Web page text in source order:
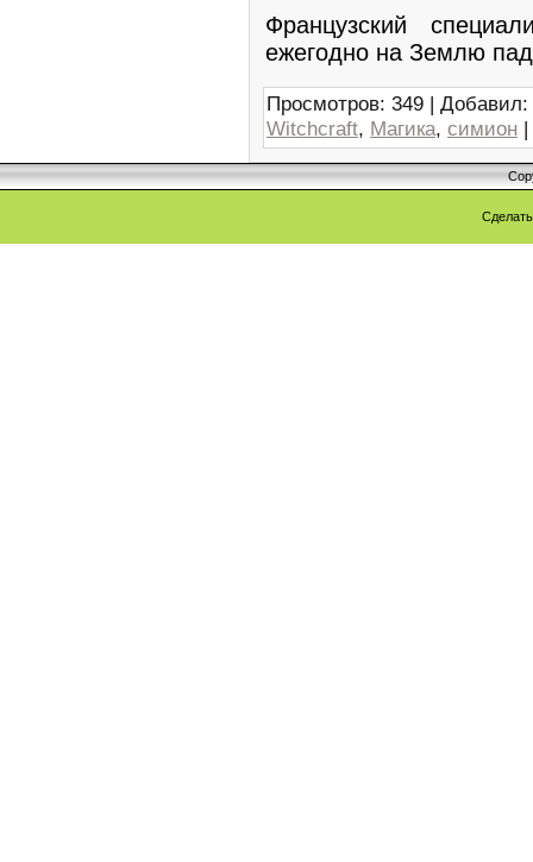
Французский
ежегодно на Землю
Просмотров: 349 | Добавил:
Witchcraft, Магика, симион |